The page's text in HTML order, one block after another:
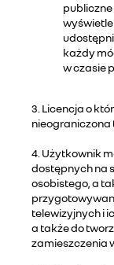
każdy
w czasie
3. Licencja o
nieograniczona
4. Użytkownik
dostępnych na
osobistego, a
telewizyjnych i
a także do
zamieszczenia